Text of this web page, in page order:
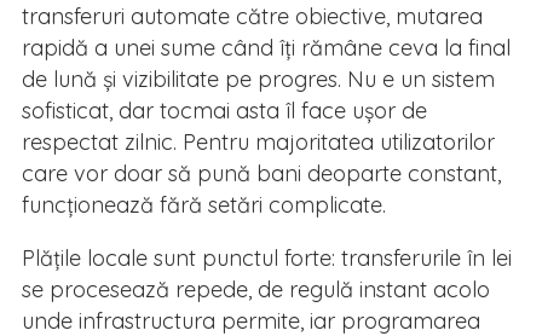
transferuri automate către obiective, mutarea
rapidă a unei sume când îți rămâne ceva la final
de lună și vizibilitate pe progres. Nu e un sistem
sofisticat, dar tocmai asta îl face ușor de
respectat zilnic. Pentru majoritatea utilizatorilor
care vor doar să pună bani deoparte constant,
funcționează fără setări complicate.
Plățile locale sunt punctul forte: transferurile în lei
se procesează repede, de regulă instant acolo
unde infrastructura permite, iar programarea